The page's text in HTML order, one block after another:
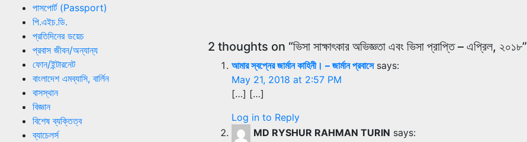
পাসপোর্ট (Passport)
পি.এইচ.ডি.
প্রতিদিনের ডয়েচ
প্রবাস জীবন/অন্যান্য
ফোন/ইন্টারনেট
বাংলাদেশ এমব্যাসি, বার্লিন
বাসস্থান
বিজ্ঞান
বিশেষ ব্যক্তিত্ব
ব্যাচেলর্স
2 thoughts on “ভিসা সাক্ষাৎকার অভিজ্ঞতা এবং ভিসা প্রাপ্তি – এপ্রিল, ২০১৮”
আমার স্বপ্নের জার্মান কাহিনী। – জার্মান প্রবাসে says:
May 21, 2018 at 2:57 PM
[…] […]
Log in to Reply
MD RYSHUR RAHMAN TURIN says: